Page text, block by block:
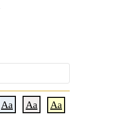
Aa Aa Aa